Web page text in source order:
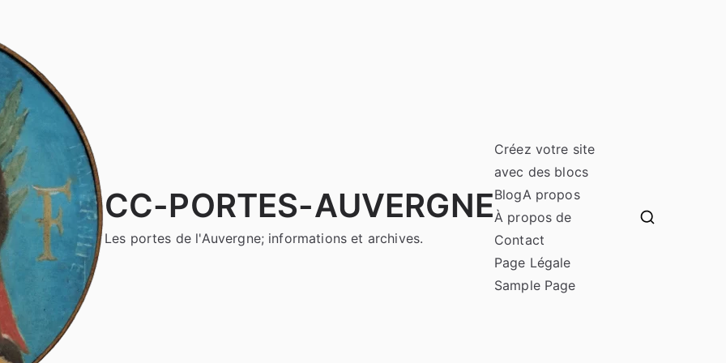
CC-PORTES-AUVERGNE
Les portes de l'Auvergne; informations et archives.
Créez votre site
avec des blocs
BlogA propos
À propos de
Contact
Page Légale
Sample Page